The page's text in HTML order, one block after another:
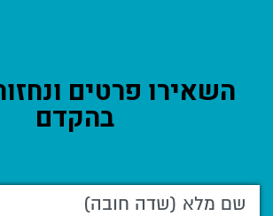
השאירו פרטים
בהקדם